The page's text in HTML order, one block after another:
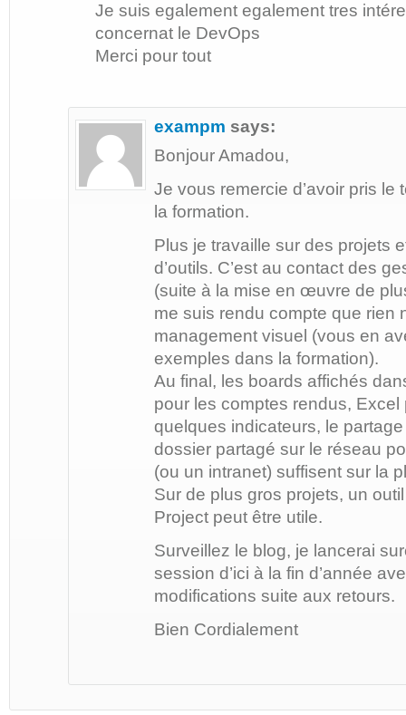
Je suis egalement egalement tres
concernat le DevOps
Merci pour tout
exampm says:
Bonjour Amadou,
Je vous remercie d’avoir pris le
la formation.
Plus je travaille sur des projets
d’outils. C’est au contact des
(suite à la mise en œuvre de
me suis rendu compte que rien
management visuel (vous en
exemples dans la formation).
Au final, les boards affichés
pour les comptes rendus, Excel
quelques indicateurs, le partage
dossier partagé sur le réseau
(ou un intranet) suffisent sur la
Sur de plus gros projets, un
Project peut être utile.
Surveillez le blog, je lancerai
session d’ici à la fin d’année
modifications suite aux retours.
Bien Cordialement